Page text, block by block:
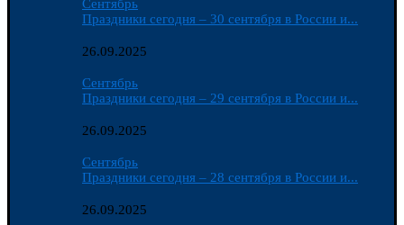
Сентябрь
Праздники сегодня – 30 сентября в России и...
26.09.2025
Сентябрь
Праздники сегодня – 29 сентября в России и...
26.09.2025
Сентябрь
Праздники сегодня – 28 сентября в России и...
26.09.2025